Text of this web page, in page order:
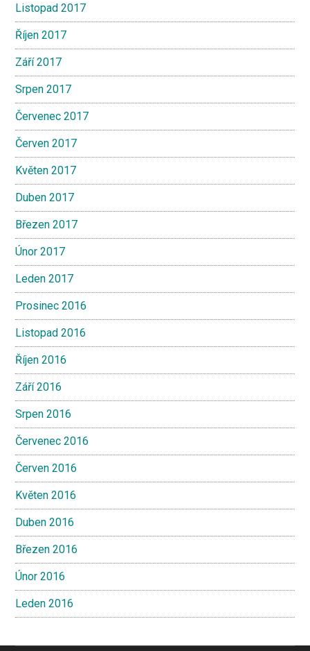
Listopad 2017
Říjen 2017
Září 2017
Srpen 2017
Červenec 2017
Červen 2017
Květen 2017
Duben 2017
Březen 2017
Únor 2017
Leden 2017
Prosinec 2016
Listopad 2016
Říjen 2016
Září 2016
Srpen 2016
Červenec 2016
Červen 2016
Květen 2016
Duben 2016
Březen 2016
Únor 2016
Leden 2016